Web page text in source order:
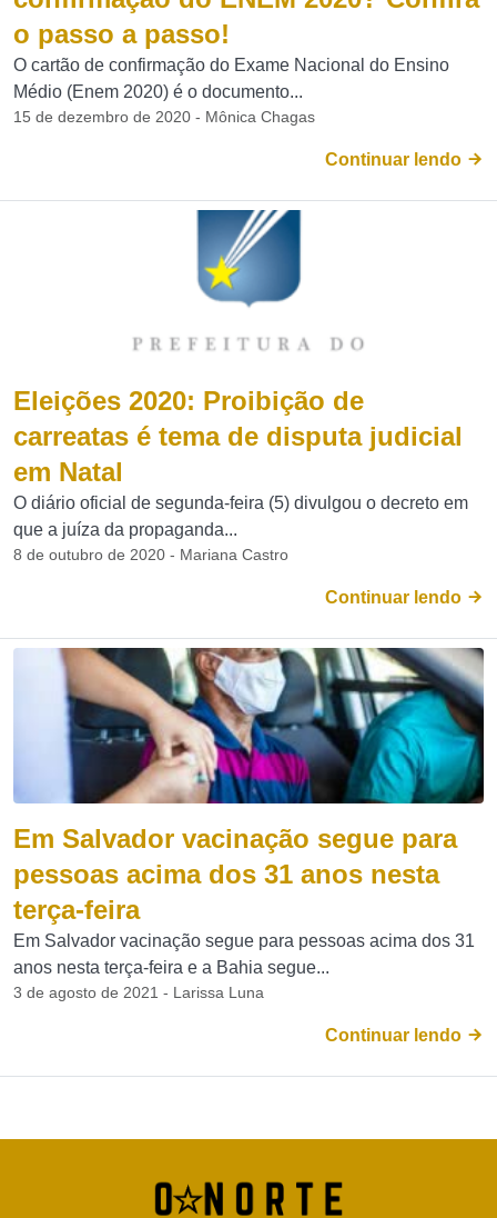
o passo a passo!
O cartão de confirmação do Exame Nacional do Ensino
Médio (Enem 2020) é o documento...
15 de dezembro de 2020 - Mônica Chagas
Continuar lendo
Eleições 2020: Proibição de
carreatas é tema de disputa judicial
em Natal
O diário oficial de segunda-feira (5) divulgou o decreto em
que a juíza da propaganda...
8 de outubro de 2020 - Mariana Castro
Continuar lendo
Em Salvador vacinação segue para
pessoas acima dos 31 anos nesta
terça-feira
Em Salvador vacinação segue para pessoas acima dos 31
anos nesta terça-feira e a Bahia segue...
3 de agosto de 2021 - Larissa Luna
Continuar lendo